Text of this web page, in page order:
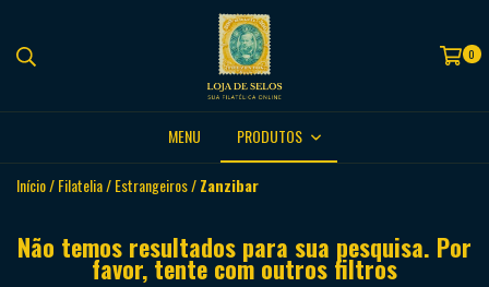
0
MENU PRODUTOS
Início/Filatelia/Estrangeiros/Zanzibar
Não temos resultados para sua pesquisa. Por
favor, tente com outros filtros